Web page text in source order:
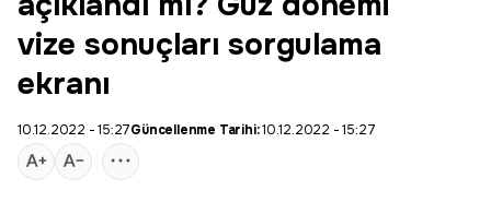
vize sonuçları sorgulama
ekranı
10.12.2022 - 15:27Güncellenme Tarihi:10.12.2022 - 15:27